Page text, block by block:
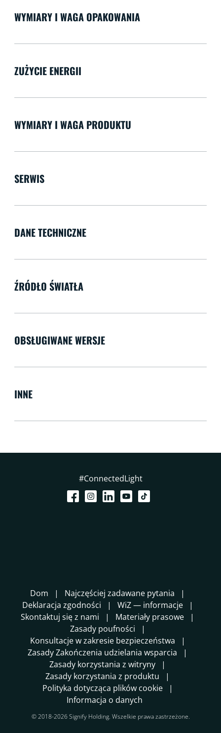
WYMIARY I WAGA OPAKOWANIA
ZUŻYCIE ENERGII
WYMIARY I WAGA PRODUKTU
SERWIS
DANE TECHNICZNE
ŹRÓDŁO ŚWIATŁA
OBSŁUGIWANE WERSJE
INNE
#ConnectedLight
Dom
Najczęściej zadawane pytania
Deklaracja zgodności
WiZ — informacje
Skontaktuj się z nami
Materiały prasowe
Zasady poufności
Konsultacje w zakresie bezpieczeństwa
Zasady Zakończenia udzielania wsparcia
Zasady korzystania z witryny
Zasady korzystania z produktu
Polityka dotycząca plików cookie
Informacja o danych
© 2018-2026 Signify Holding. Wszelkie prawa zastrzeżone.